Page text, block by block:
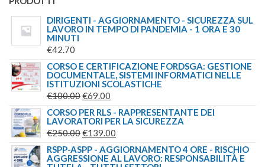
DIRIGENTI - AGGIORNAMENTO - SICUREZZA SUL
LAVORO IN TEMPO DI PANDEMIA - 1 ORA E 30
MINUTI
€42.70
CORSO E CERTIFICAZIONE FORDSGA: GESTIONE
DOCUMENTALE, SISTEMI INFORMATICI NELLE
ISTITUZIONI SCOLASTICHE
€100.00IL
PREZZO
ORIGINALE
ERA:
€100.00.
€69.00
PREZZO
ATTUALE
È:
€69.00.
CORSO PER RLS - RAPPRESENTANTE DEI
LAVORATORI PER LA SICUREZZA
€250.00IL
PREZZO
ORIGINALE
€139.00
PREZZO
ATTUALE
RSPP-ASPP - AGGIORNAMENTO 4 ORE - RISCHIO
AGGRESSIONE AL LAVORO: RESPONSABILITÀ E